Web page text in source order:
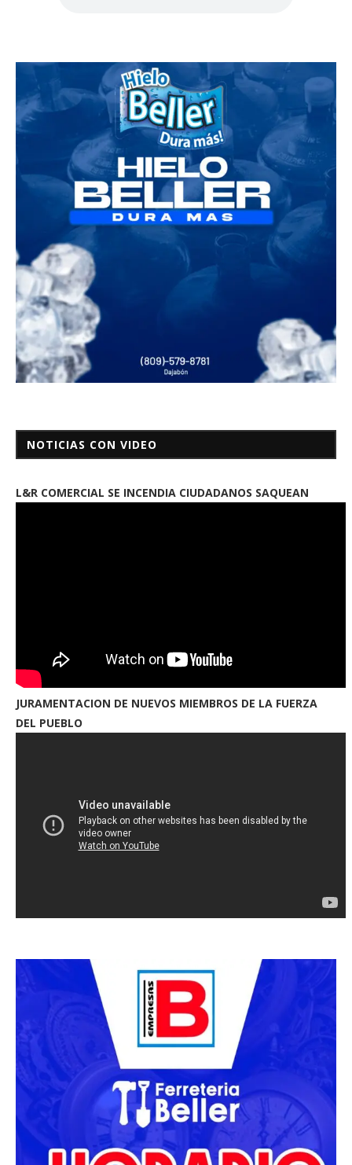
NOTICIAS CON VIDEO
L&R COMERCIAL SE INCENDIA CIUDADANOS SAQUEAN
JURAMENTACION DE NUEVOS MIEMBROS DE LA FUERZA
DEL PUEBLO